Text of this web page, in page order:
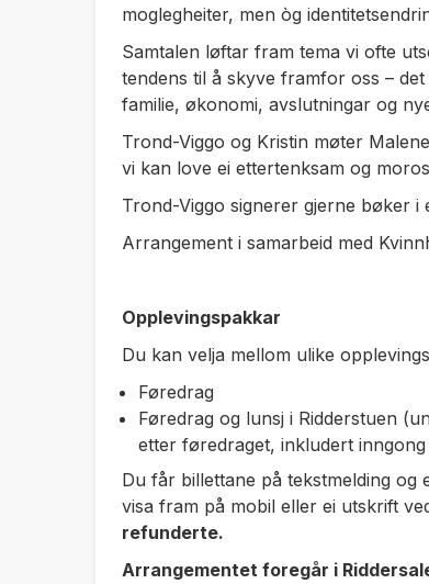
moglegheiter, men òg
Samtalen løftar fram tema vi ofte
tendens til å skyve framfor oss –
familie, økonomi, avslutningar og
Trond-Viggo og Kristin møter
vi kan love ei ettertenksam og
Trond-Viggo signerer gjerne bøker
Arrangement i samarbeid med
Opplevingspakkar
Du kan velja mellom ulike
Føredrag
Føredrag og lunsj i Ridderstuen
etter føredraget, inkludert inngong
Du får billettane på tekstmelding og
visa fram på mobil eller ei utskrift
refunderte.
Arrangementet foregår i